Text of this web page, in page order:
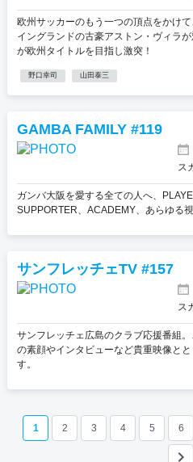
欧州サッカーのもう一つの頂点をかけ
イングランドの古豪アストン・ヴィラ
が欧州タイトルを目指し激突！
野口幸司 山田泰三
GAMBA FAMILY #119
ス
ガンバ大阪を愛する全ての人へ、
SUPPORTER、ACADEMY、あらゆる
サンフレッチェTV #157
ス
サンフレッチェ広島のクラブ応援番組
の素顔やインタビューなど貴重映像と
す。
1 2 3 4 5 6
keyboard_arrow_right